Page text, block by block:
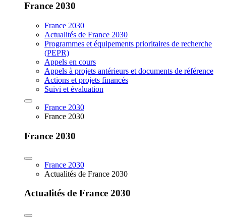
France 2030
France 2030
Actualités de France 2030
Programmes et équipements prioritaires de recherche
(PEPR)
Appels en cours
Appels à projets antérieurs et documents de référence
Actions et projets financés
Suivi et évaluation
France 2030
France 2030
France 2030
France 2030
Actualités de France 2030
Actualités de France 2030